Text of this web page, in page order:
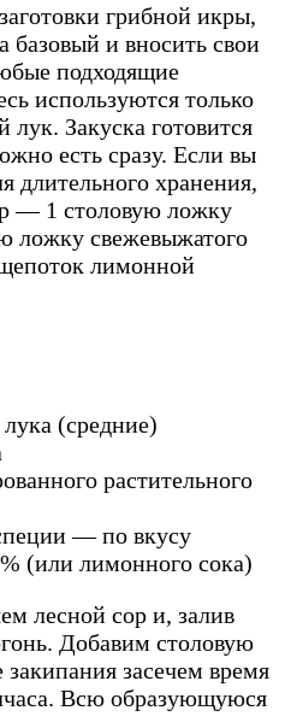
грибной икры,
базовый и вносить свои
подходящие
используются только
лук. Закуска готовится
есть сразу. Если вы
длительного хранения,
— 1 столовую ложку
ложку свежевыжатого
лимонной
(средние)
растительного
— по вкусу
(или лимонного сока)
лесной сор и, залив
Добавим столовую
засечем время
Всю образующуюся